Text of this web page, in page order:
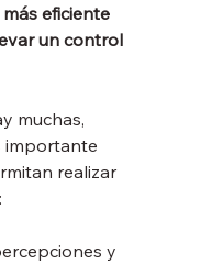
eficiente
un control
muchas,
importante
realizar
y